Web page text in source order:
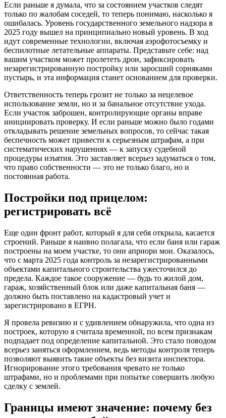
Если раньше я думала, что за состоянием участков следят
только по жалобам соседей, то теперь понимаю, насколько я
ошибалась. Уровень государственного земельного надзора в
2025 году вышел на принципиально новый уровень. В ход
идут современные технологии, включая аэрофотосъемку и
беспилотные летательные аппараты. Представьте себе: над
вашим участком может пролететь дрон, зафиксировать
незарегистрированную постройку или заросший сорняками
пустырь, и эта информация станет основанием для проверки.
Ответственность теперь грозит не только за нецелевое
использование земли, но и за банальное отсутствие ухода.
Если участок заброшен, контролирующие органы вправе
инициировать проверку. И если раньше можно было годами
откладывать решение земельных вопросов, то сейчас такая
беспечность может привести к серьезным штрафам, а при
систематических нарушениях — к запуску судебной
процедуры изъятия. Это заставляет всерьез задуматься о том,
что право собственности — это не только благо, но и
постоянная работа.
Постройки под прицелом:
регистрировать всё
Еще один фронт работ, который я для себя открыла, касается
строений. Раньше я наивно полагала, что если баня или гараж
построены на моем участке, то они априори мои. Оказалось,
что с марта 2025 года контроль за незарегистрированными
объектами капитального строительства ужесточился до
предела. Каждое такое сооружение — будь то жилой дом,
гараж, хозяйственный блок или даже капитальная баня —
должно быть поставлено на кадастровый учет и
зарегистрировано в ЕГРН.
Я провела ревизию и с удивлением обнаружила, что одна из
построек, которую я считала временной, по всем признакам
подпадает под определение капитальной. Это стало поводом
всерьез заняться оформлением, ведь методы контроля теперь
позволяют выявить такие объекты без визита инспектора.
Игнорирование этого требования чревато не только
штрафами, но и проблемами при попытке совершить любую
сделку с землей.
Границы имеют значение: почему без